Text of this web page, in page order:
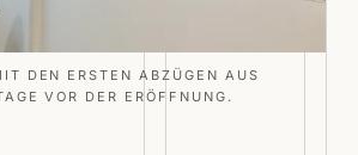
DEN ERSTEN ABZÜGEN AUS
VOR DER ERÖFFNUNG.